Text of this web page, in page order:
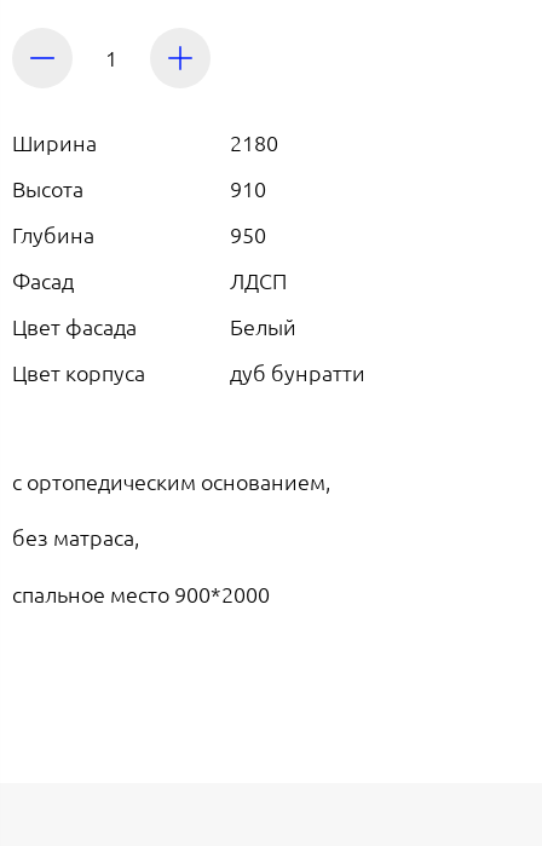
Ширина
2180
Высота
910
Глубина
950
Фасад
ЛДСП
Цвет фасада
Белый
Цвет корпуса
дуб бунратти
с ортопедическим основанием,
без матраса,
спальное место 900*2000